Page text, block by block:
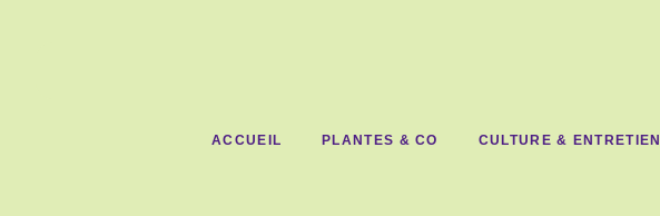
ACCUEIL PLANTES & CO CULTURE & ENTRETIEN